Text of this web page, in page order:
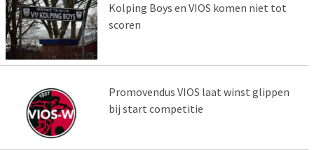
Kolping Boys en VIOS komen niet tot
scoren
Promovendus VIOS laat winst glippen
bij start competitie